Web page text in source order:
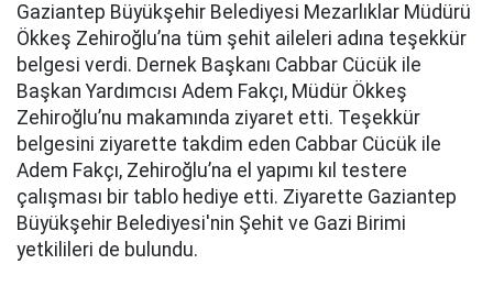
Gaziantep Büyükşehir Belediyesi Mezarlıklar Müdürü
Ökkeş Zehiroğlu’na tüm şehit aileleri adına teşekkür
belgesi verdi. Dernek Başkanı Cabbar Cücük ile
Başkan Yardımcısı Adem Fakçı, Müdür Ökkeş
Zehiroğlu’nu makamında ziyaret etti. Teşekkür
belgesini ziyarette takdim eden Cabbar Cücük ile
Adem Fakçı, Zehiroğlu’na el yapımı kıl testere
çalışması bir tablo hediye etti. Ziyarette Gaziantep
Büyükşehir Belediyesi'nin Şehit ve Gazi Birimi
yetkilileri de bulundu.